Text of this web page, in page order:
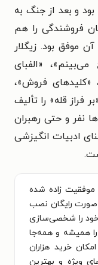
و بعد از جنگ به
فروشندگی را هم
موفق بود. زیگلار
«الفبای
«کلیدهای فروش»،
فراز قله» را تألیف
نفر و حتی رهبران
ادبیات انگیزشی
موفقیت زاده شده
رایگان نصب
خود را شخصی‌سازی
همیشه و همه‌جا
خرید هزاران
ویژه و بهترین